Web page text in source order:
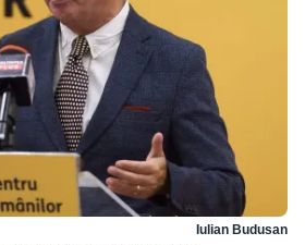
Iulian Budusan